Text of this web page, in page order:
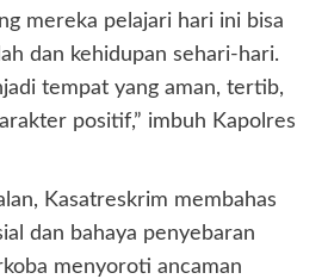
mereka pelajari hari ini bisa
dan kehidupan sehari-hari.
tempat yang aman, tertib,
positif,” imbuh Kapolres
Kasatreskrim membahas
dan bahaya penyebaran
menyoroti ancaman